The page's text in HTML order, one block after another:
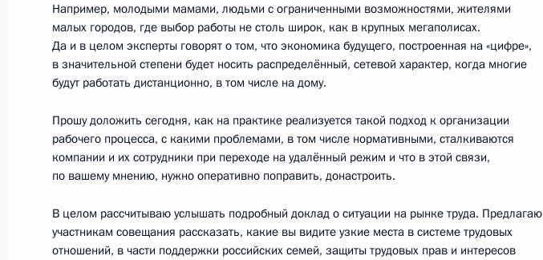
Встреча с Министром обороны Сергеем Шойгу
26 мая 2020 года, 15:00 Московская область, Ново-Огарёво
Телефонный разговор с Президентом Казахстана Касым-
Жомартом Токаевым
Например, молодыми мамами, людьми с ограниченными возможностями, жителями
малых городов, где выбор работы не столь широк, как в крупных мегаполисах.
Да и в целом эксперты говорят о том, что экономика будущего, построенная на «цифре»,
в значительной степени будет носить распределённый, сетевой характер, когда многие
будут работать дистанционно, в том числе на дому.
Прошу доложить сегодня, как на практике реализуется такой подход к организации
рабочего процесса, с какими проблемами, в том числе нормативными, сталкиваются
компании и их сотрудники при переходе на удалённый режим и что в этой связи,
по вашему мнению, нужно оперативно поправить, донастроить.
В целом рассчитываю услышать подробный доклад о ситуации на рынке труда. Предлагаю
участникам совещания рассказать, какие вы видите узкие места в системе трудовых
отношений, в части поддержки российских семей, защиты трудовых прав и интересов